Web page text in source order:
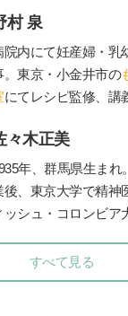
か」とショックと疑
、自身の出産を機に
このままでよいのか
疑問を感じ、退職し
子育てのためにモン
るオンラインスク
」創設、オンライン
ｋ”主宰。2021年1月
」(すばる舎)、2022
ーリ流 声かけ変換ワ
村 泉
院内にて妊産婦・乳
。東京・小金井市の
にてレシピ監修、講
々木正美
年、群馬県生ま
後、東京大学で精神
ッシュ・コロンビア
や東京女子医科大学
わる傍ら、全国の保
すべて見る